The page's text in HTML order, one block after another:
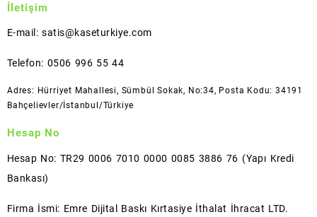
İletişim
E-mail: satis@kaseturkiye.com
Telefon: 0506 996 55 44
Adres: Hürriyet Mahallesi, Sümbül Sokak, No:34, Posta Kodu: 34191
Bahçelievler/İstanbul/Türkiye
Hesap No
Hesap No: TR29 0006 7010 0000 0085 3886 76 (Yapı Kredi
Bankası)
Firma İsmi: Emre Dijital Baskı Kırtasiye İthalat İhracat LTD.